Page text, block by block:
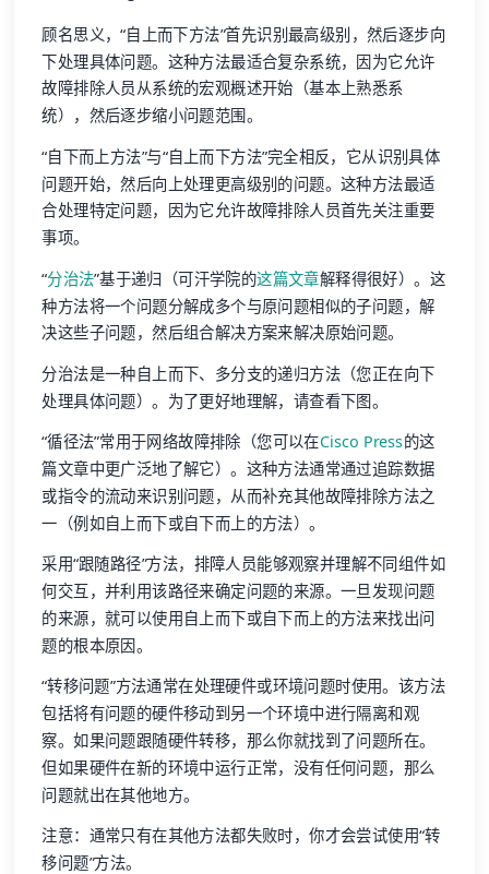
顾名思义，“自上而下方法”首先识别最高级别，然后逐步向
下处理具体问题。这种方法最适合复杂系统，因为它允许
故障排除人员从系统的宏观概述开始（基本上熟悉系
统），然后逐步缩小问题范围。
“自下而上方法”与“自上而下方法”完全相反，它从识别具体
问题开始，然后向上处理更高级别的问题。这种方法最适
合处理特定问题，因为它允许故障排除人员首先关注重要
事项。
“分治法”基于递归（可汗学院的这篇文章解释得很好）。这
种方法将一个问题分解成多个与原问题相似的子问题，解
决这些子问题，然后组合解决方案来解决原始问题。
分治法是一种自上而下、多分支的递归方法（您正在向下
处理具体问题）。为了更好地理解，请查看下图。
“循径法”常用于网络故障排除（您可以在Cisco Press的这
篇文章中更广泛地了解它）。这种方法通常通过追踪数据
或指令的流动来识别问题，从而补充其他故障排除方法之
一（例如自上而下或自下而上的方法）。
采用“跟随路径”方法，排障人员能够观察并理解不同组件如
何交互，并利用该路径来确定问题的来源。一旦发现问题
的来源，就可以使用自上而下或自下而上的方法来找出问
题的根本原因。
“转移问题”方法通常在处理硬件或环境问题时使用。该方法
包括将有问题的硬件移动到另一个环境中进行隔离和观
察。如果问题跟随硬件转移，那么你就找到了问题所在。
但如果硬件在新的环境中运行正常，没有任何问题，那么
问题就出在其他地方。
注意：通常只有在其他方法都失败时，你才会尝试使用“转
移问题”方法。